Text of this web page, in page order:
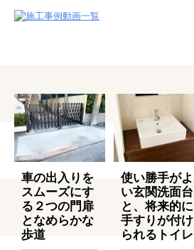
車の出入りを
スムーズにす
る２つの門扉
となめらかな
歩道
使い勝手がよ
い玄関洗面台
と、将来的に
手すりが付け
られるトイレ